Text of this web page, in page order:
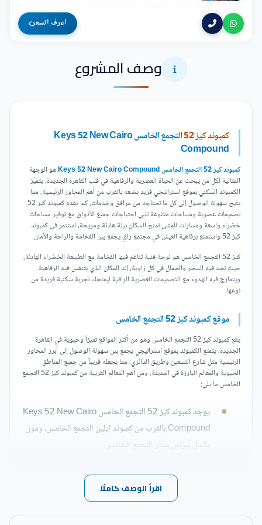
اعرف السعر
وصف المشروع
كمبوند كيز 52
التجمع الخامس Keys 52 New Cairo
Compound
كمبوند كيز 52 التجمع الخامس Keys 52 New Cairo Compound
هو الوجهة
المثالية لكل من يبحث عن الحياة العصرية والرفاهية في قلب القاهرة الجديدة، يتميز
الكمبوند السكني بموقع استراتيجي فريد يضعه بالقرب من أهم المحاور الرئيسية، مما
يتيح سهولة الوصول إلى كل ما تحتاجه من مرافق وخدمات، كما يقدم كمبوند كيز 52
تصميمات عصرية ومساحات متنوعة تلبي احتياجات جميع الأذواق مع توفير مساحات
خضراء واسعة ومسارات للمشي تمنح السكان بيئة هادئة ومريحة، استثمر في كمبوند
كيز 52 واستمتع برفاهية العيش في مجتمع راقٍ يجمع بين الفخامة والراحة والأمان.
كيز 52 التجمع الخامس هو لوحة فنية تناغم فيها الفخامة مع الطبيعة الخضراء الهادئة،
حيث تجد فيه السحر والجمال في كل زاوية، إنه المكان الذي يتنفس فيه الرفاهية
ويتمازج فيه الهدوء مع التصميمات العصرية الراقية ليمنحك تجربة سكنية فريدة من
نوعها.
موقع كمبوند كيز 52 التجمع الخامس
يقع كمبوند كيز 52 التجمع الخامس وهو من أكثر المواقع تميزاً وحيوية في القاهرة
الجديدة، يتمتع الكمبوند بموقع استراتيجي يجمع بين سهولة الوصول إلى أبرز المحاور
الرئيسية مثل شارع التسعين وطريق الدائري، مما يجعله قريباً من جميع المناطق
الحيوية والمعالم البارزة في المدينة، ومن أهم المعالم القريبة من كمبوند كيز 52 التجمع
الخامس ما يلي:
يوجد كمبوند كيز 52 التجمع الخامس Keys 52 New Cairo
Compound بالقرب من كمبوند ايلين التجمع الخامس، ومول
بكسل بيزنس سنتر التجمع الخامس.
يبعد كمبوند كيز 52 حسن علام حوالي 7 دقائق عن ووتر واي
اقرأ الوصف كاملًا